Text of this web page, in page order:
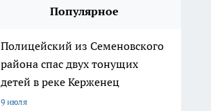
Популярное
Полицейский из Семеновского
района спас двух тонущих
детей в реке Керженец
9 июля